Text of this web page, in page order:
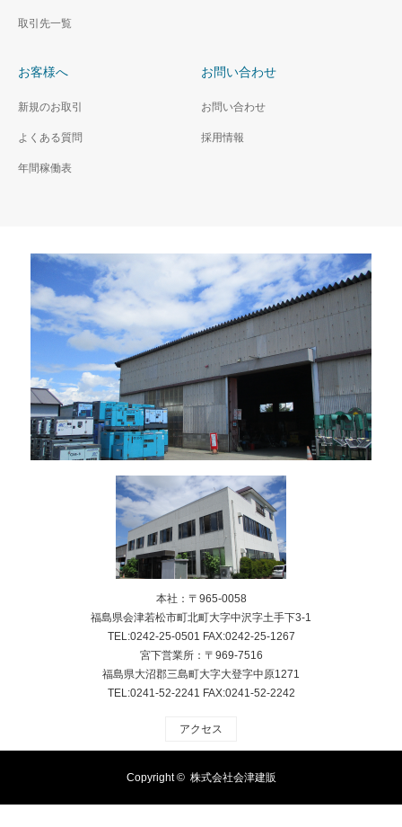
取引先一覧
お客様へ
新規のお取引
よくある質問
年間稼働表
お問い合わせ
お問い合わせ
採用情報
本社：〒965-0058
福島県会津若松市町北町大字中沢字土手下3-1
TEL:0242-25-0501 FAX:0242-25-1267
宮下営業所：〒969-7516
福島県大沼郡三島町大字大登字中原1271
TEL:0241-52-2241 FAX:0241-52-2242
アクセス
Copyright © 株式会社会津建販